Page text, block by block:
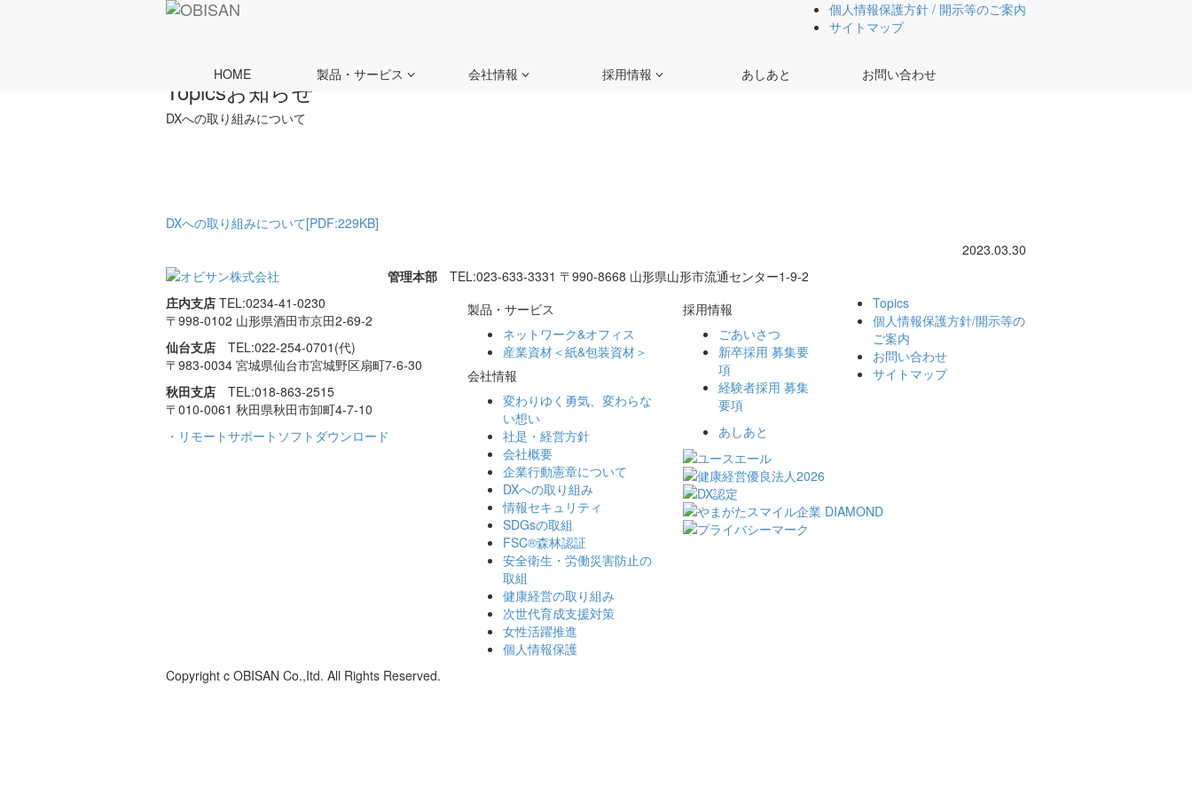
個人情報保護方針 / 開示等のご案内
サイトマップ
HOME 製品・サービス 会社情報 採用情報 あしあと お問い合わせ
ホーム
Topicsお知らせ
DXへの取り組みについて
DXへの取り組みについて[PDF:229KB]
2023.03.30
管理本部 TEL:023-633-3331 〒990-8668 山形県山形市流通センター1-9-2
庄内支店 TEL:0234-41-0230
〒998-0102 山形県酒田市京田2-69-2
仙台支店 TEL:022-254-0701(代)
〒983-0034 宮城県仙台市宮城野区扇町7-6-30
秋田支店 TEL:018-863-2515
〒010-0061 秋田県秋田市卸町4-7-10
・リモートサポートソフトダウンロード
製品・サービス
ネットワーク&オフィス
産業資材＜紙&包装資材＞
会社情報
変わりゆく勇気、変わらな
い想い
社是・経営方針
会社概要
企業行動憲章について
DXへの取り組み
情報セキュリティ
SDGsの取組
FSC®森林認証
安全衛生・労働災害防止の
取組
健康経営の取り組み
次世代育成支援対策
女性活躍推進
個人情報保護
採用情報
ごあいさつ
新卒採用 募集要
項
経験者採用 募集
要項
あしあと
Topics
個人情報保護方針/開示等の
ご案内
お問い合わせ
サイトマップ
Copyright c OBISAN Co.,Itd. All Rights Reserved.